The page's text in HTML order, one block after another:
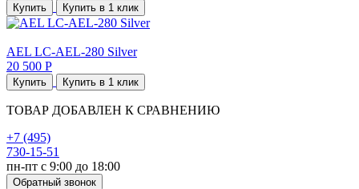
Купить Купить в 1 клик
AEL LC-AEL-280 Silver
20 500 Р
Купить Купить в 1 клик
ТОВАР ДОБАВЛЕН К СРАВНЕНИЮ
+7 (495)
730-15-51
пн-пт с 9:00 до 18:00
Обратный звонок